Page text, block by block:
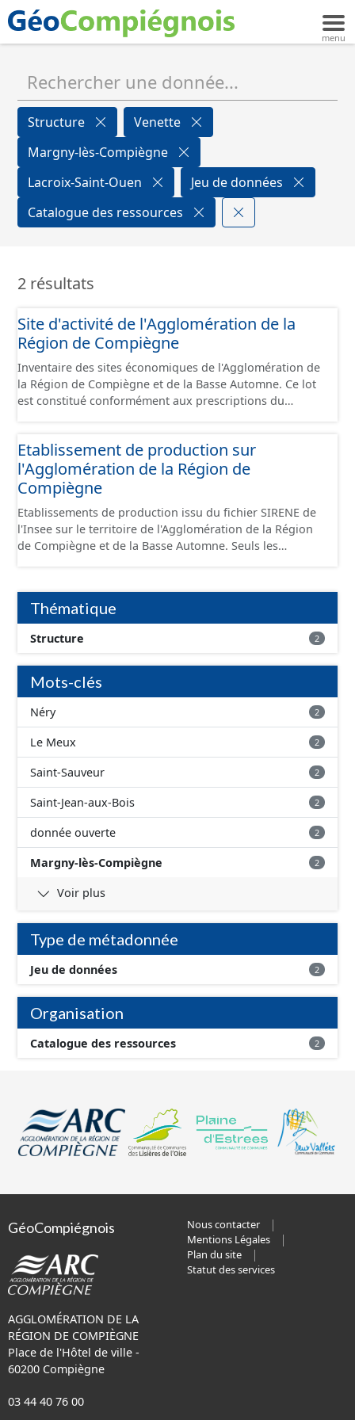
Structure
Venette
Margny-lès-Compiègne
Lacroix-Saint-Ouen
Jeu de données
Catalogue des ressources
2 résultats
Site d'activité de l'Agglomération de la
Région de Compiègne
Inventaire des sites économiques de l'Agglomération de
la Région de Compiègne et de la Basse Automne. Ce lot
est constitué conformément aux prescriptions du
Etablissement de production sur
l'Agglomération de la Région de
Compiègne
Etablissements de production issu du fichier SIRENE de
l'Insee sur le territoire de l'Agglomération de la Région
de Compiègne et de la Basse Automne. Seuls les
et structurés conformément aux prescriptions du
standard CNIG Sites Economiques. Ce lot ne contient pas
la référence aux terrains à vocation économique à ce
jour. Il est filtré au-delà des prescriptions du CNIG se
limitant aux SCI.
Thématique
Structure 2
Mots-clés
Néry 2
Le Meux 2
Saint-Sauveur 2
Saint-Jean-aux-Bois 2
donnée ouverte 2
Margny-lès-Compiègne 2
Voir plus
Type de métadonnée
Jeu de données 2
Organisation
Catalogue des ressources 2
GéoCompiégnois
AGGLOMÉRATION DE LA
RÉGION DE COMPIÈGNE
Place de l'Hôtel de ville -
60200 Compiègne
03 44 40 76 00
Nous contacter
Mentions Légales
Plan du site
Statut des services